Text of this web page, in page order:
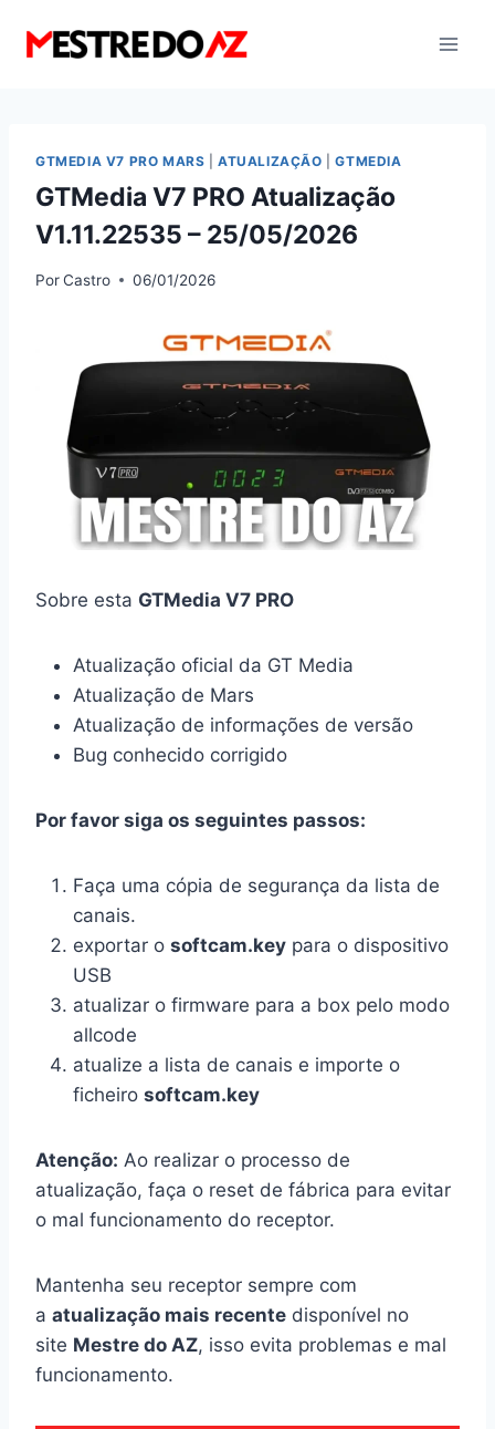
para
GTMEDIA V7 PRO MARS |ATUALIZAÇÃO |GTMEDIA
GTMedia V7 PRO Atualização
V1.11.22535 – 25/05/2026
PorCastro 06/01/2026
Sobre esta GTMedia V7 PRO
Atualização oficial da GT Media
Atualização de Mars
Atualização de informações de versão
Bug conhecido corrigido
Por favor siga os seguintes passos:
Faça uma cópia de segurança da lista de
canais.
exportar o softcam.key para o dispositivo
USB
atualizar o firmware para a box pelo modo
allcode
atualize a lista de canais e importe o
ficheiro softcam.key
Atenção: Ao realizar o processo de
atualização, faça o reset de fábrica para evitar
o mal funcionamento do receptor.
Mantenha seu receptor sempre com
a atualização mais recente disponível no
site Mestre do AZ, isso evita problemas e mal
funcionamento.